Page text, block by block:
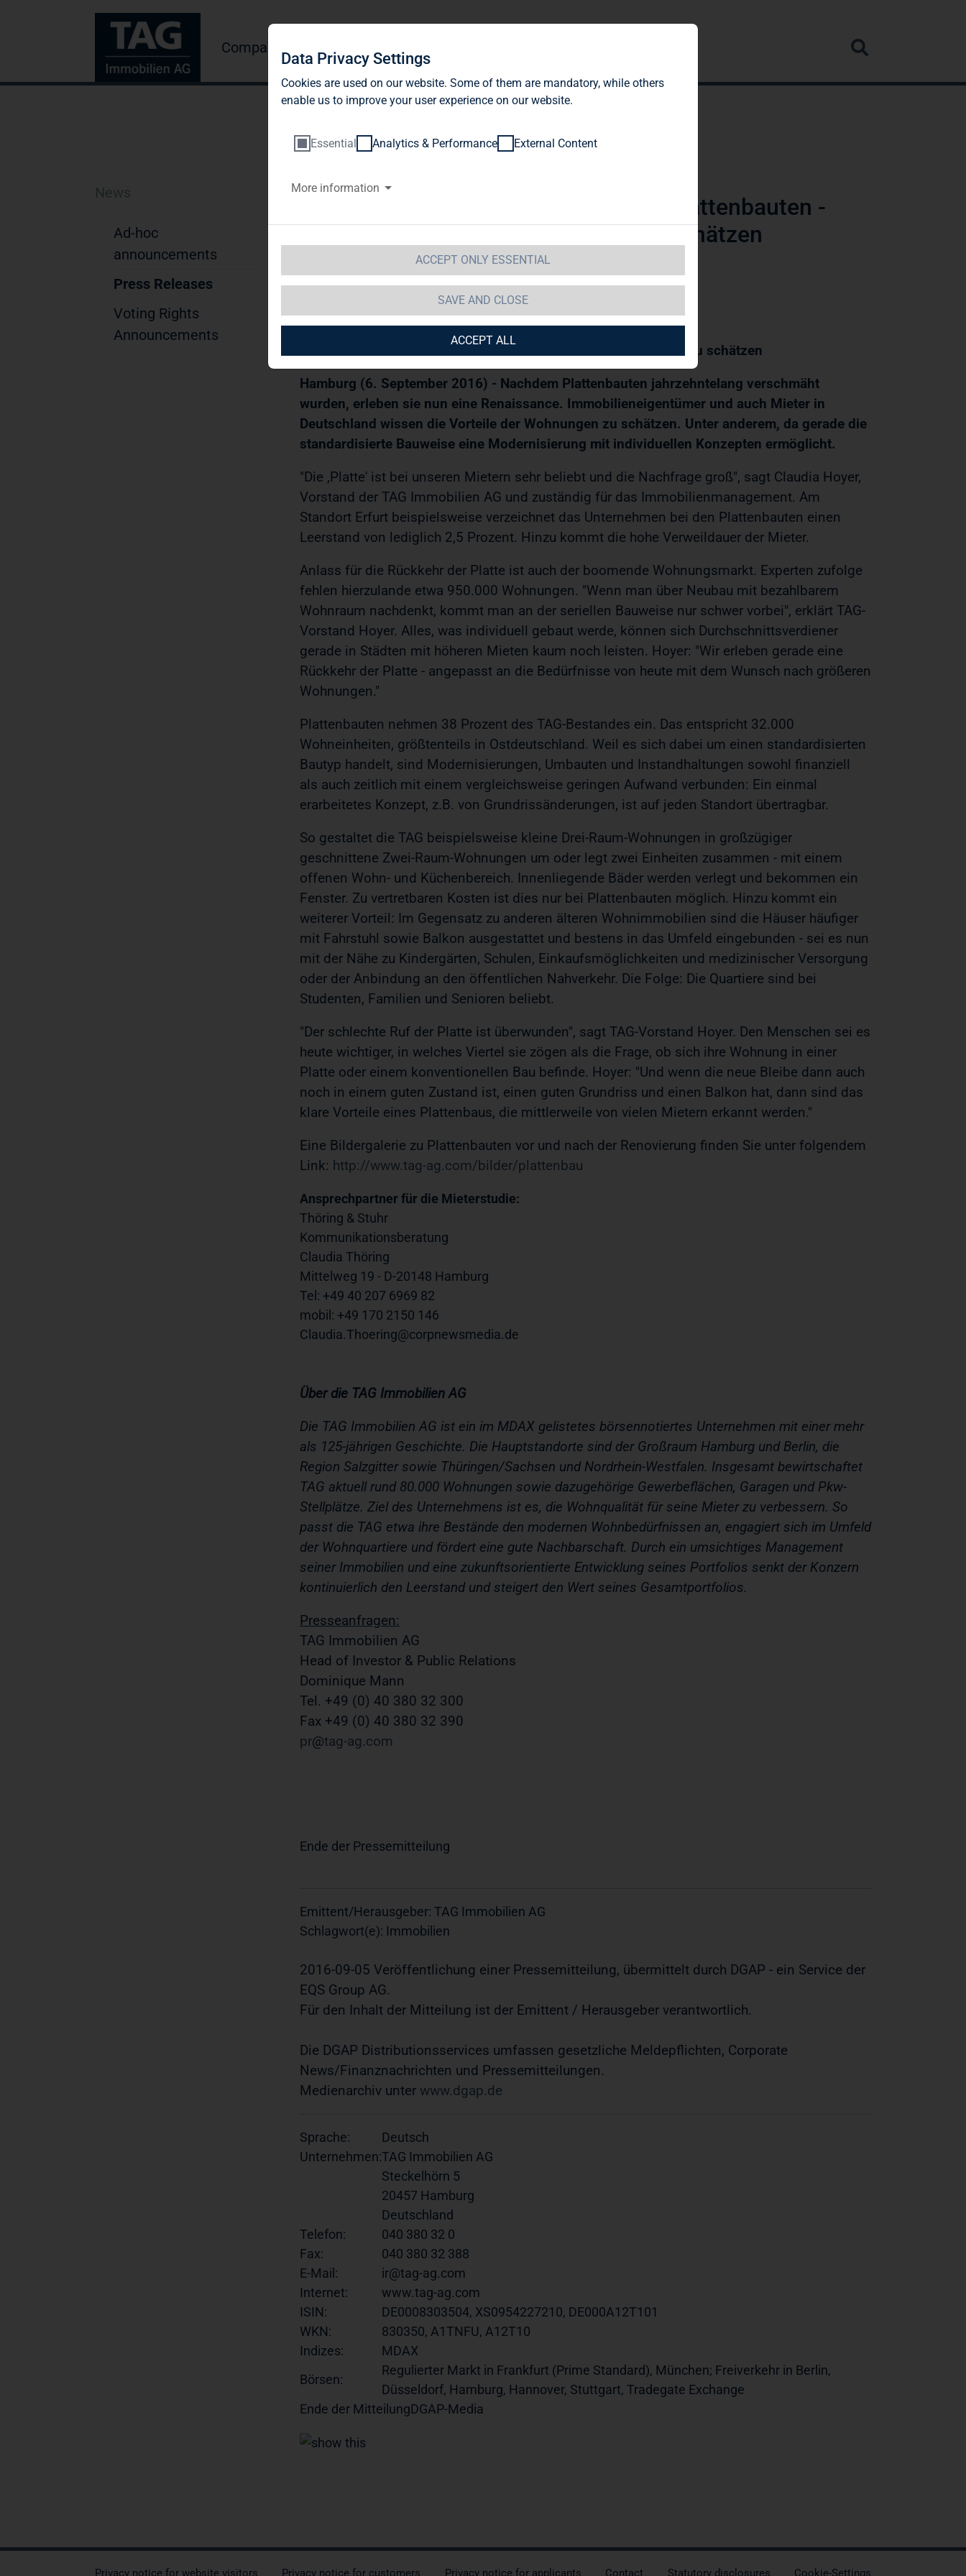
Company Investor Relations
News
Ad-hoc
announcements
Press Releases
Voting Rights
Announcements
TAG Immobilien AG: Comeback der Plattenbauten -
Mieter wissen Vorteile der Platte zu schätzen
DGAP-Media /2016-09-05 / 16:13
Pressemitteilung
Comeback der Plattenbauten: Mieter wissen Vorteile der Platte zu schätzen
Hamburg (6. September 2016) - Nachdem Plattenbauten jahrzehntelang verschmäht
wurden, erleben sie nun eine Renaissance. Immobilieneigentümer und auch Mieter in
Deutschland wissen die Vorteile der Wohnungen zu schätzen. Unter anderem, da gerade die
standardisierte Bauweise eine Modernisierung mit individuellen Konzepten ermöglicht.
"Die ,Platte' ist bei unseren Mietern sehr beliebt und die Nachfrage groß", sagt Claudia Hoyer,
Vorstand der TAG Immobilien AG und zuständig für das Immobilienmanagement. Am
Standort Erfurt beispielsweise verzeichnet das Unternehmen bei den Plattenbauten einen
Leerstand von lediglich 2,5 Prozent. Hinzu kommt die hohe Verweildauer der Mieter.
Anlass für die Rückkehr der Platte ist auch der boomende Wohnungsmarkt. Experten zufolge
fehlen hierzulande etwa 950.000 Wohnungen. "Wenn man über Neubau mit bezahlbarem
Wohnraum nachdenkt, kommt man an der seriellen Bauweise nur schwer vorbei", erklärt TAG-
Vorstand Hoyer. Alles, was individuell gebaut werde, können sich Durchschnittsverdiener
gerade in Städten mit höheren Mieten kaum noch leisten. Hoyer: "Wir erleben gerade eine
Rückkehr der Platte - angepasst an die Bedürfnisse von heute mit dem Wunsch nach größeren
Wohnungen."
Plattenbauten nehmen 38 Prozent des TAG-Bestandes ein. Das entspricht 32.000
Wohneinheiten, größtenteils in Ostdeutschland. Weil es sich dabei um einen standardisierten
Bautyp handelt, sind Modernisierungen, Umbauten und Instandhaltungen sowohl finanziell
als auch zeitlich mit einem vergleichsweise geringen Aufwand verbunden: Ein einmal
erarbeitetes Konzept, z.B. von Grundrissänderungen, ist auf jeden Standort übertragbar.
So gestaltet die TAG beispielsweise kleine Drei-Raum-Wohnungen in großzügiger
geschnittene Zwei-Raum-Wohnungen um oder legt zwei Einheiten zusammen - mit einem
offenen Wohn- und Küchenbereich. Innenliegende Bäder werden verlegt und bekommen ein
Fenster. Zu vertretbaren Kosten ist dies nur bei Plattenbauten möglich. Hinzu kommt ein
weiterer Vorteil: Im Gegensatz zu anderen älteren Wohnimmobilien sind die Häuser häufiger
mit Fahrstuhl sowie Balkon ausgestattet und bestens in das Umfeld eingebunden - sei es nun
mit der Nähe zu Kindergärten, Schulen, Einkaufsmöglichkeiten und medizinischer Versorgung
oder der Anbindung an den öffentlichen Nahverkehr. Die Folge: Die Quartiere sind bei
Studenten, Familien und Senioren beliebt.
"Der schlechte Ruf der Platte ist überwunden", sagt TAG-Vorstand Hoyer. Den Menschen sei es
heute wichtiger, in welches Viertel sie zögen als die Frage, ob sich ihre Wohnung in einer
Platte oder einem konventionellen Bau befinde. Hoyer: "Und wenn die neue Bleibe dann auch
noch in einem guten Zustand ist, einen guten Grundriss und einen Balkon hat, dann sind das
klare Vorteile eines Plattenbaus, die mittlerweile von vielen Mietern erkannt werden."
Eine Bildergalerie zu Plattenbauten vor und nach der Renovierung finden Sie unter folgendem
Link: http://www.tag-ag.com/bilder/plattenbau
Ansprechpartner für die Mieterstudie:
Thöring & Stuhr
Kommunikationsberatung
Claudia Thöring
Mittelweg 19 - D-20148 Hamburg
Tel: +49 40 207 6969 82
mobil: +49 170 2150 146
Claudia.Thoering@corpnewsmedia.de
Über die TAG Immobilien AG
Die TAG Immobilien AG ist ein im MDAX gelistetes börsennotiertes Unternehmen mit einer mehr
als 125-jährigen Geschichte. Die Hauptstandorte sind der Großraum Hamburg und Berlin, die
Region Salzgitter sowie Thüringen/Sachsen und Nordrhein-Westfalen. Insgesamt bewirtschaftet
TAG aktuell rund 80.000 Wohnungen sowie dazugehörige Gewerbeflächen, Garagen und Pkw-
Stellplätze. Ziel des Unternehmens ist es, die Wohnqualität für seine Mieter zu verbessern. So
passt die TAG etwa ihre Bestände den modernen Wohnbedürfnissen an, engagiert sich im Umfeld
der Wohnquartiere und fördert eine gute Nachbarschaft. Durch ein umsichtiges Management
seiner Immobilien und eine zukunftsorientierte Entwicklung seines Portfolios senkt der Konzern
kontinuierlich den Leerstand und steigert den Wert seines Gesamtportfolios.
Presseanfragen:
TAG Immobilien AG
Head of Investor & Public Relations
Dominique Mann
Tel. +49 (0) 40 380 32 300
Fax +49 (0) 40 380 32 390
pr
tag-ag com
Ende der Pressemitteilung
Emittent/Herausgeber: TAG Immobilien AG
Schlagwort(e): Immobilien
2016-09-05 Veröffentlichung einer Pressemitteilung, übermittelt durch DGAP - ein Service der
EQS Group AG.
Für den Inhalt der Mitteilung ist der Emittent / Herausgeber verantwortlich.
Die DGAP Distributionsservices umfassen gesetzliche Meldepflichten, Corporate
News/Finanznachrichten und Pressemitteilungen.
Medienarchiv unter www.dgap.de
Sprache:
Deutsch
Unternehmen:TAG Immobilien AG
Steckelhörn 5
20457 Hamburg
Deutschland
Telefon:
040 380 32 0
Fax:
040 380 32 388
E-Mail:
ir@tag-ag.com
Internet:
www.tag-ag.com
ISIN:
DE0008303504, XS0954227210, DE000A12T101
WKN:
830350, A1TNFU, A12T10
Indizes:
MDAX
Börsen:
Regulierter Markt in Frankfurt (Prime Standard), München; Freiverkehr in Berlin,
Düsseldorf, Hamburg, Hannover, Stuttgart, Tradegate Exchange
Ende der MitteilungDGAP-Media
Privacy notice for website visitors Privacy notice for customers Privacy notice for applicants Contact Statutory disclosures Cookie-Settings
Data Privacy Settings
Cookies are used on our website. Some of them are mandatory, while others
enable us to improve your user experience on our website.
Essential Analytics & Performance External Content
More information
ACCEPT ONLY ESSENTIAL
SAVE AND CLOSE
ACCEPT ALL